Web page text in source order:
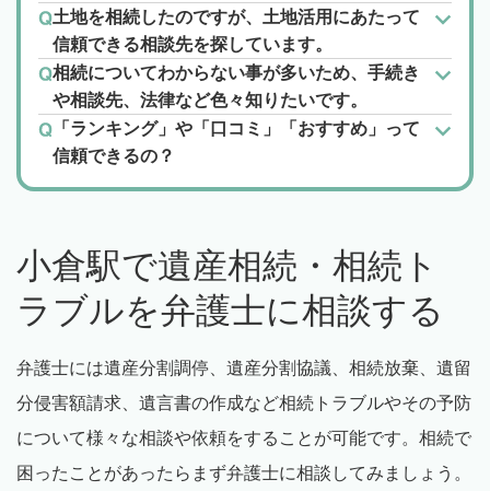
土地を相続したのですが、土地活用にあたって
信頼できる相談先を探しています。
相続についてわからない事が多いため、手続き
や相談先、法律など色々知りたいです。
「ランキング」や「口コミ」「おすすめ」って
信頼できるの？
小倉駅で遺産相続・相続ト
ラブルを弁護士に相談する
弁護士には遺産分割調停、遺産分割協議、相続放棄、遺留
分侵害額請求、遺言書の作成など相続トラブルやその予防
について様々な相談や依頼をすることが可能です。相続で
困ったことがあったらまず弁護士に相談してみましょう。